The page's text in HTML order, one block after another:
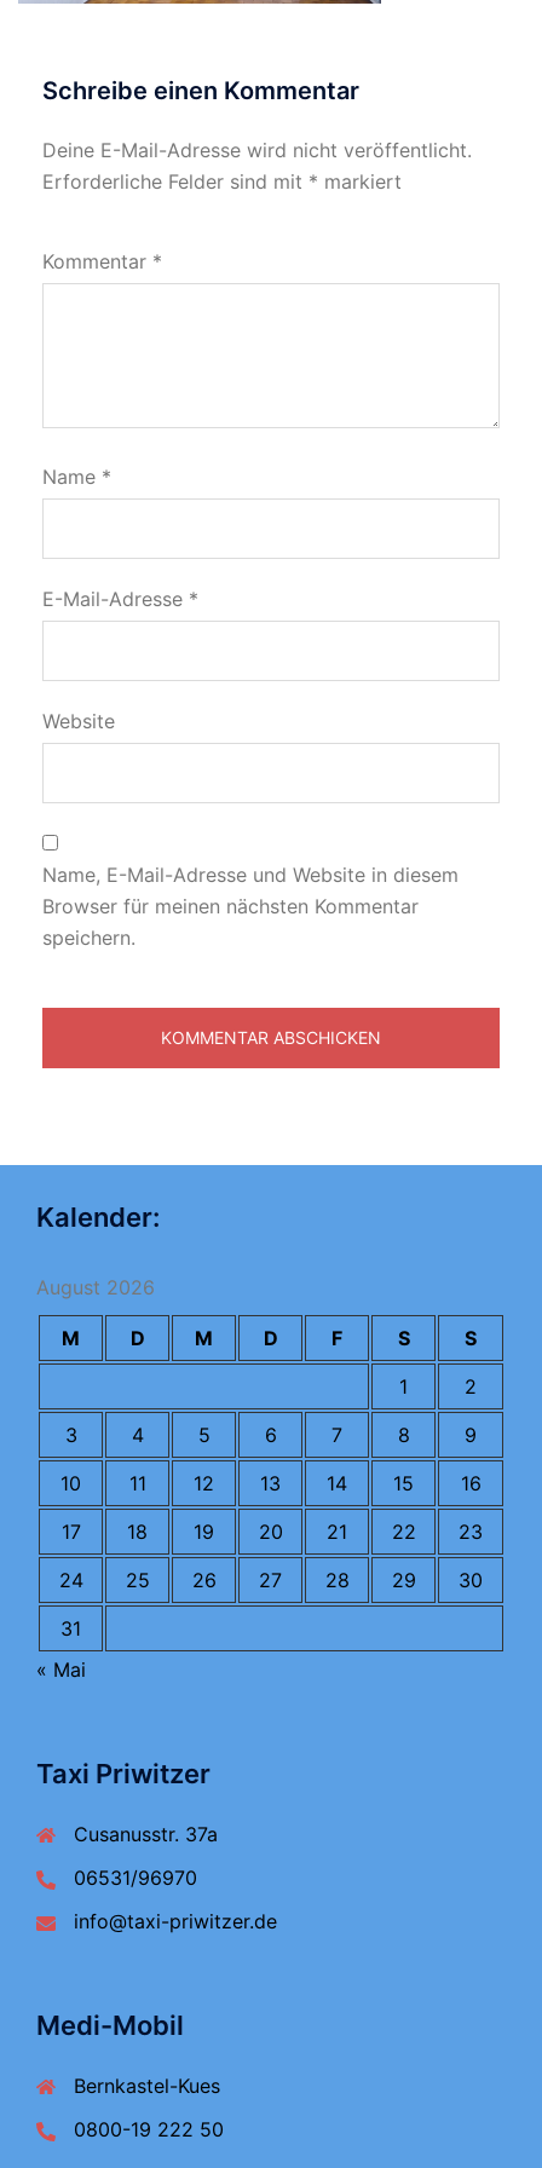
Schreibe einen Kommentar
Deine E-Mail-Adresse wird nicht veröffentlicht.
Erforderliche Felder sind mit * markiert
Kommentar *
Name *
E-Mail-Adresse *
Website
Name, E-Mail-Adresse und Website in diesem
Browser für meinen nächsten Kommentar
speichern.
Kalender:
August 2026
M D M D F S
S
1
2
3
4 5 6 7 8
9
10
11 12 13 14 15
16
17
18 19 20 21 22
23
24
25 26 27 28 29
30
31
« Mai
Taxi Priwitzer
Cusanusstr. 37a
06531/96970
info@taxi-priwitzer.de
Medi-Mobil
Bernkastel-Kues
0800-19 222 50